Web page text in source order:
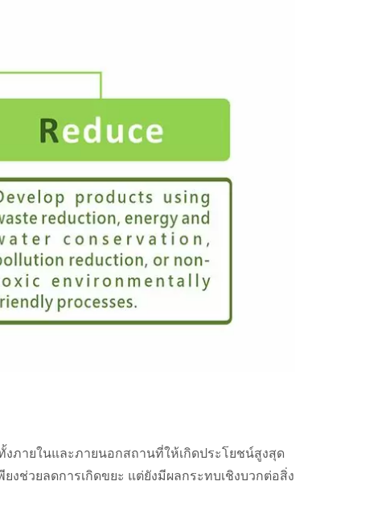
ภายในและภายนอกสถานที่ให้เกิดประโยชน์สูงสุด
งช่วยลดการเกิดขยะ แต่ยังมีผลกระทบเชิงบวกต่อสิ่ง